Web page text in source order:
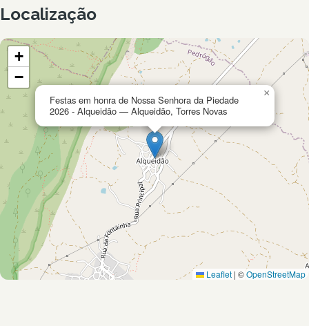
Localização
Festas em honra de Nossa Senhora da Piedade
2026 - Alqueidão — Alqueidão, Torres Novas
×
+
−
Leaflet | ©OpenStreetMap